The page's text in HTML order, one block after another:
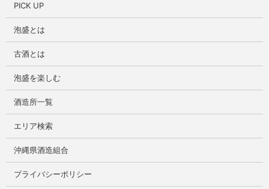
PICK UP
泡盛とは
古酒とは
泡盛を楽しむ
酒造所一覧
エリア検索
沖縄県酒造組合
プライバシーポリシー